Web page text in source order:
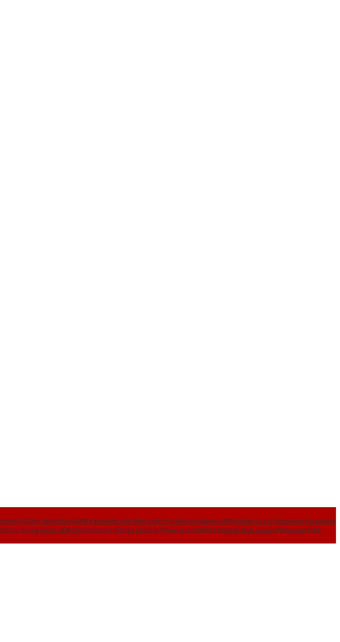
ASOKA Bersama KADIN Karawang dan Metra-Net Perkuat Kesiapan SDM Hadapi Era AI Demokrat Karawang
Ruang Kelas SDN Ciptamarga II Diduga Abaikan Penerapan APD K3 Enggak Bisa Lunasi Pekerjaan Fisik